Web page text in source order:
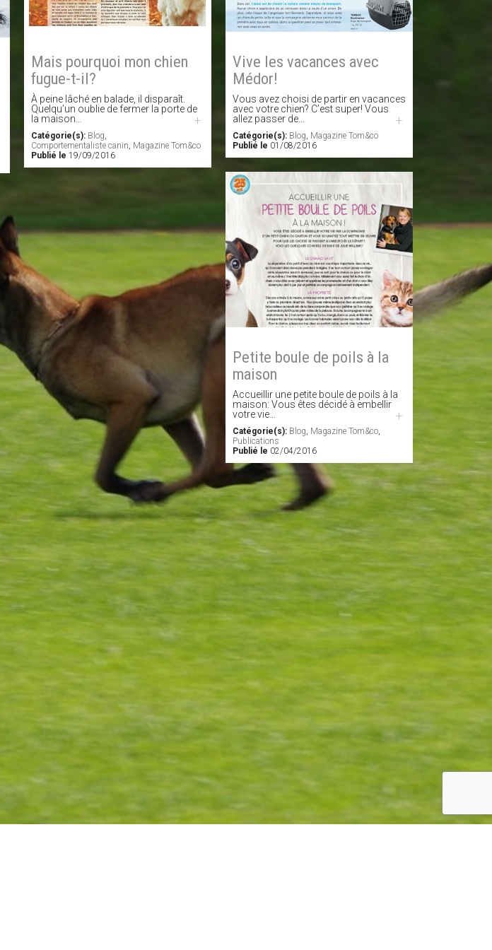
Mais pourquoi mon chien
fugue-t-il?
À peine lâché en balade, il disparaît.
Quelqu’un oublie de fermer la porte de
la maison…
+
Catégorie(s): Blog
Comportementaliste canin Magazine Tom&co
Publié le 19/09/2016
Vive les vacances avec
Médor!
Vous avez choisi de partir en vacances
avec votre chien? C’est super! Vous
allez passer de…
+
Catégorie(s): Blog Magazine Tom&co
Publié le 01/08/2016
Petite boule de poils à la
maison
Accueillir une petite boule de poils à la
maison: Vous êtes décidé à embellir
votre vie…
+
Catégorie(s): Blog, Magazine Tom&co,
Publications
Publié le 02/04/2016